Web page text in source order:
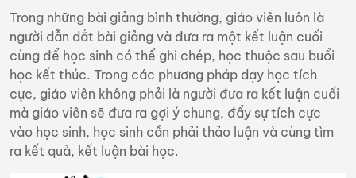
Trong những bài giảng bình thường, giáo viên luôn là
người dẫn dắt bài giảng và đưa ra một kết luận cuối
cùng để học sinh có thể ghi chép, học thuộc sau buổi
học kết thúc. Trong các phương pháp dạy học tích
cực, giáo viên không phải là người đưa ra kết luận cuối
mà giáo viên sẽ đưa ra gợi ý chung, đẩy sự tích cực
vào học sinh, học sinh cần phải thảo luận và cùng tìm
ra kết quả, kết luận bài học.